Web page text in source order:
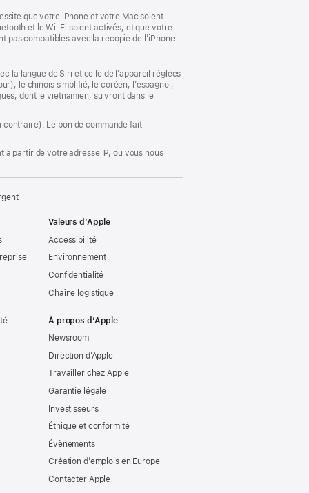
que votre iPhone et votre Mac soient
et le Wi-Fi soient activés, et que votre
pas compatibles avec la recopie de l’iPhone.
la langue de Siri et celle de l’appareil réglées
le chinois simplifié, le coréen, l’espagnol,
dont le vietnamien, suivront dans le
contraire). Le bon de commande fait
partir de votre adresse IP, ou vous nous
Valeurs d’Apple
Accessibilité
Environnement
Confidentialité
Chaîne logistique
À propos d’Apple
Newsroom
Direction d’Apple
Travailler chez Apple
Garantie légale
Investisseurs
Éthique et conformité
Évènements
Création d’emplois en Europe
Contacter Apple